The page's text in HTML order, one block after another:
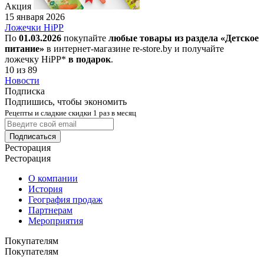
Акция
15 января 2026
Ложечки HiPP
По 01.03.2026 покупайте любые товары из раздела «Детское
питание» в интернет-магазине re-store.by и получайте
ложечку HiPP* в подарок.
10 из 89
Новости
Подписка
Подпишись, чтобы экономить
Рецепты и сладкие скидки 1 раз в месяц
Подписаться
Ресторация
Ресторация
О компании
История
География продаж
Партнерам
Мероприятия
Покупателям
Покупателям